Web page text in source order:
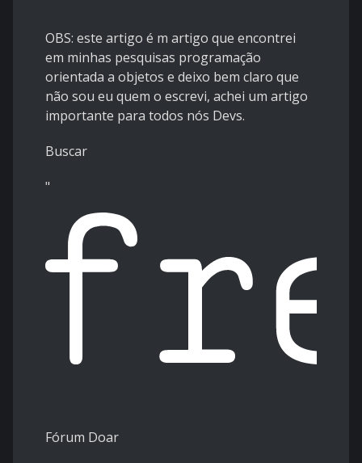
OBS: este artigo é m artigo que encontrei
em minhas pesquisas programação
orientada a objetos e deixo bem claro que
não sou eu quem o escrevi, achei um artigo
importante para todos nós Devs.
Buscar
"
Fórum Doar